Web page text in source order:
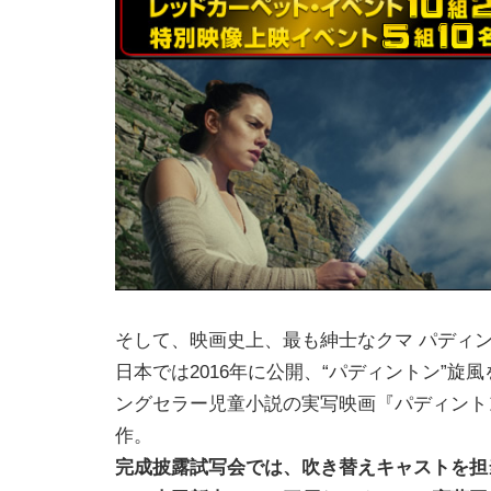
そして、映画史上、最も紳士なクマ パディ
日本では2016年に公開、“パディントン”旋
ングセラー児童小説の実写映画『パディン
作。
完成披露試写会では、吹き替えキャストを